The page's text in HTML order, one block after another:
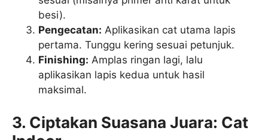
besi).
Pengecatan: Aplikasikan cat utama lapis
pertama. Tunggu kering sesuai petunjuk.
Finishing: Amplas ringan lagi, lalu
aplikasikan lapis kedua untuk hasil
maksimal.
3. Ciptakan Suasana Juara: Cat